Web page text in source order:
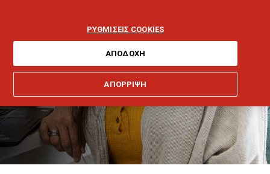
Covid-19
ΡΥΘΜΙΣΕΙΣ COOKIES
ΑΠΟΡΡΙΨΗ
ΑΠΟΔΟΧΗ